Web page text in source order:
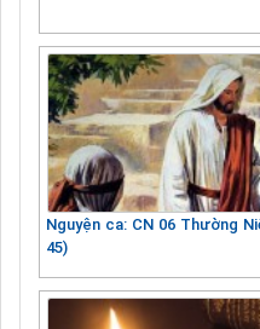
Nguyện ca: CN 06 Thường
45)